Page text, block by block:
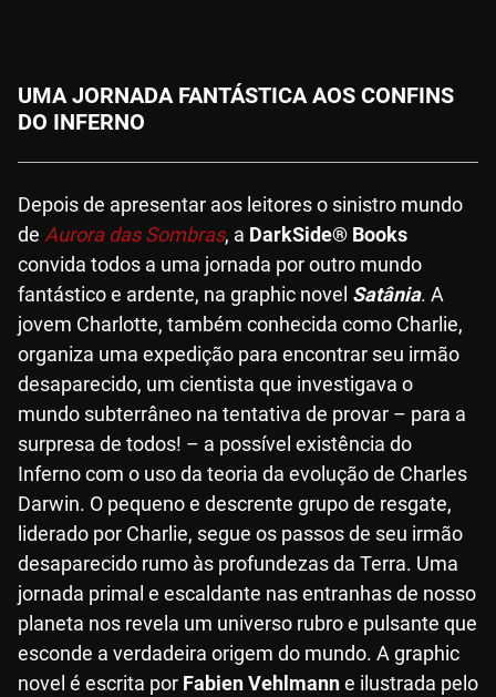
UMA JORNADA FANTÁSTICA AOS CONFINS
DO INFERNO
Depois de apresentar aos leitores o sinistro mundo
de Aurora das Sombras, a DarkSide® Books
convida todos a uma jornada por outro mundo
fantástico e ardente, na graphic novel Satânia. A
jovem Charlotte, também conhecida como Charlie,
organiza uma expedição para encontrar seu irmão
desaparecido, um cientista que investigava o
mundo subterrâneo na tentativa de provar – para a
surpresa de todos! – a possível existência do
Inferno com o uso da teoria da evolução de Charles
Darwin. O pequeno e descrente grupo de resgate,
liderado por Charlie, segue os passos de seu irmão
desaparecido rumo às profundezas da Terra. Uma
jornada primal e escaldante nas entranhas de nosso
planeta nos revela um universo rubro e pulsante que
esconde a verdadeira origem do mundo. A graphic
novel é escrita por Fabien Vehlmanne ilustrada pelo